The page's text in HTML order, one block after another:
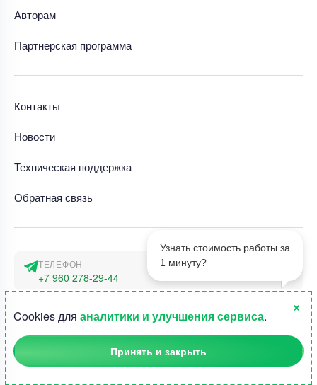
1
Узнать стоимость работы за
1 минуту?
Авторам
Партнерская программа
Контакты
Новости
Техническая поддержка
Обратная связь
ТЕЛЕФОН
+7 960 278-29-44
г. Москва, наб. Тараса Шевченко 23а
©2015-2026, Студландия -
Cookies для аналитики и улучшения сервиса.
×
Принять и закрыть